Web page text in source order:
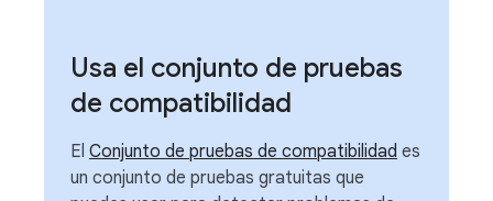
Usa el conjunto de pruebas
de compatibilidad
El Conjunto de pruebas de compatibilidad es
un conjunto de pruebas gratuitas que